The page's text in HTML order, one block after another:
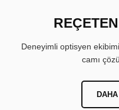
Deneyimli optisyen
camı